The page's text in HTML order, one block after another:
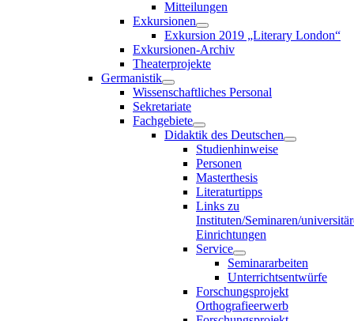
Mitteilungen
Exkursionen
Exkursion 2019 „Literary London“
Exkursionen-Archiv
Theaterprojekte
Germanistik
Wissenschaftliches Personal
Sekretariate
Fachgebiete
Didaktik des Deutschen
Studienhinweise
Personen
Masterthesis
Literaturtipps
Links zu
Instituten/Seminaren/
Einrichtungen
Service
Seminararbeiten
Unterrichtsentwürfe
Forschungsprojekt
Orthografieerwerb